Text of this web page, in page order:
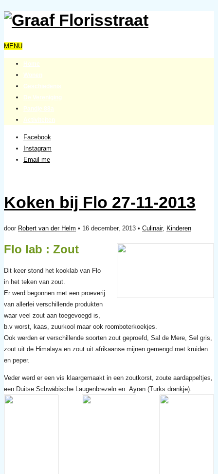
MENU
Home
Wonen
Geschiedenis
De Vereniging
Pandje 88a
Activiteiten
Facebook
Instagram
Email me
Koken bij Flo 27-11-2013
door Robert van der Helm • 16 december, 2013 • Culinair, Kinderen
Flo lab : Zout
Dit keer stond het kooklab van Flo
in het teken van zout.
Er werd begonnen met een proeverij
van allerlei verschillende produkten
waar veel zout aan toegevoegd is,
b.v worst, kaas, zuurkool maar ook roomboterkoekjes.
Ook werden er verschillende soorten zout geproefd, Sal de Mere, Sel gris,
zout uit de Himalaya en zout uit afrikaanse mijnen gemengd met kruiden
en peper.
Veder werd er een vis klaargemaakt in een zoutkorst, zoute aardappeltjes,
een Duitse Schwäbische Laugenbrezeln en Ayran (Turks drankje).